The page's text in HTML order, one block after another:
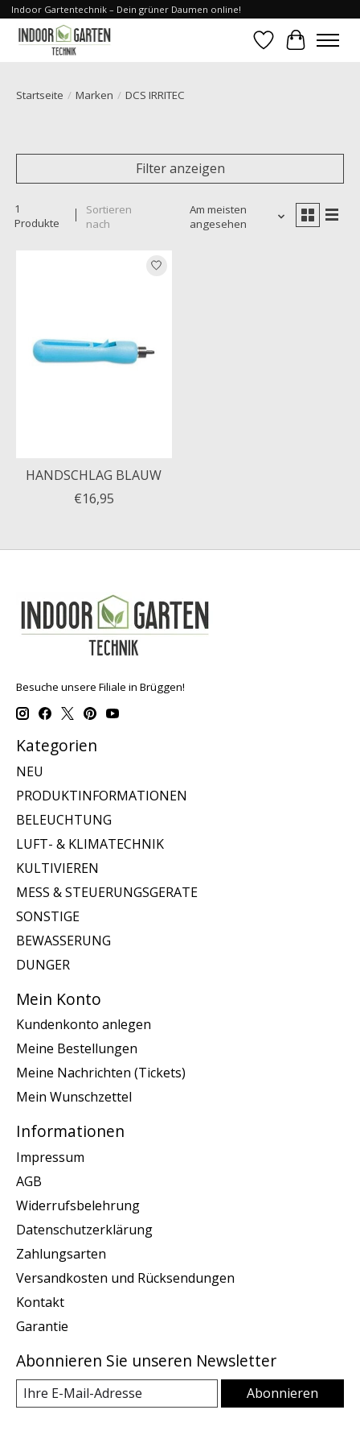
Indoor Gartentechnik – Dein grüner Daumen online!
Wunschzettel
Ihr
Startseite / Marken / DCS IRRITEC
Filter anzeigen
1
Produkte
Sortieren
nach
Am meisten
angesehen
HANDSCHLAG BLAUW
€16,95
Besuche unsere Filiale in Brüggen!
Kategorien
NEU
PRODUKTINFORMATIONEN
BELEUCHTUNG
LUFT- & KLIMATECHNIK
KULTIVIEREN
MESS & STEUERUNGSGERATE
SONSTIGE
BEWASSERUNG
DUNGER
Mein Konto
Kundenkonto anlegen
Meine Bestellungen
Meine Nachrichten (Tickets)
Mein Wunschzettel
Informationen
Impressum
AGB
Widerrufsbelehrung
Datenschutzerklärung
Zahlungsarten
Versandkosten und Rücksendungen
Kontakt
Garantie
Abonnieren Sie unseren Newsletter
Abonnieren